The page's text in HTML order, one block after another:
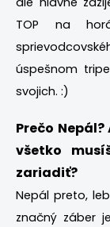
TOP na
úspešnom
svojich. :)
Prečo
všetko
zariadiť?
Nepál preto,
značný záber